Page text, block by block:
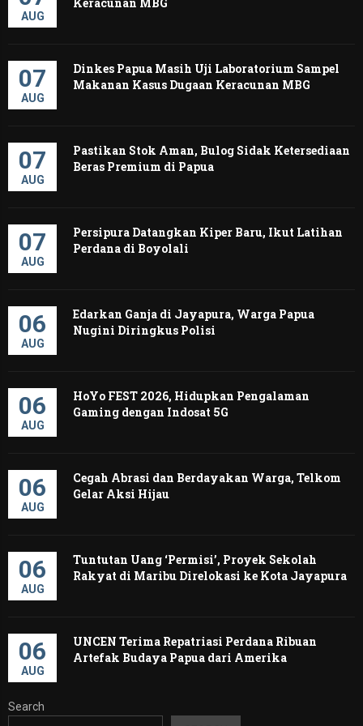
AUG
Keracunan MBG
07
AUG
Dinkes Papua Masih Uji Laboratorium Sampel
Makanan Kasus Dugaan Keracunan MBG
07
AUG
Pastikan Stok Aman, Bulog Sidak Ketersediaan
Beras Premium di Papua
07
AUG
Persipura Datangkan Kiper Baru, Ikut Latihan
Perdana di Boyolali
06
AUG
Edarkan Ganja di Jayapura, Warga Papua
Nugini Diringkus Polisi
06
AUG
HoYo FEST 2026, Hidupkan Pengalaman
Gaming dengan Indosat 5G
06
AUG
Cegah Abrasi dan Berdayakan Warga, Telkom
Gelar Aksi Hijau
06
AUG
Tuntutan Uang ‘Permisi’, Proyek Sekolah
Rakyat di Maribu Direlokasi ke Kota Jayapura
06
AUG
UNCEN Terima Repatriasi Perdana Ribuan
Artefak Budaya Papua dari Amerika ‎
Search